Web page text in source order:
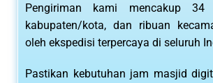
Pengiriman kami mencakup 34
kabupaten/kota, dan ribuan
oleh ekspedisi terpercaya di seluruh
Pastikan kebutuhan jam masjid